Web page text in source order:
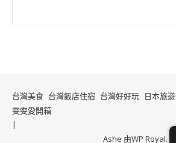
台灣美食 台灣飯店住宿 台灣好好玩 日本旅遊
雯雯愛開箱
Ashe 由WP Royal.